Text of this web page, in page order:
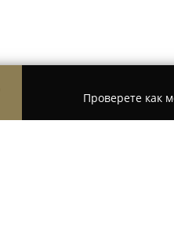
Проверете как